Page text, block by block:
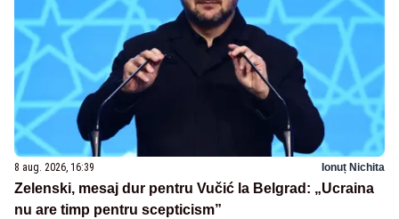
8 aug. 2026, 16:39 Ionuț Nichita
Zelenski, mesaj dur pentru Vučić la Belgrad: „Ucraina
nu are timp pentru scepticism”